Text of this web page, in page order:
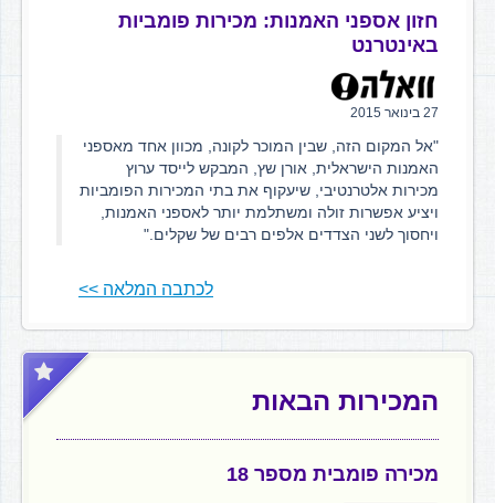
חזון אספני האמנות: מכירות פומביות
באינטרנט
27 בינואר 2015
"אל המקום הזה, שבין המוכר לקונה, מכוון אחד מאספני
האמנות הישראלית, אורן שץ, המבקש לייסד ערוץ
מכירות אלטרנטיבי, שיעקוף את בתי המכירות הפומביות
ויציע אפשרות זולה ומשתלמת יותר לאספני האמנות,
ויחסוך לשני הצדדים אלפים רבים של שקלים."
לכתבה המלאה >>
המכירות הבאות
מכירה פומבית מספר 18